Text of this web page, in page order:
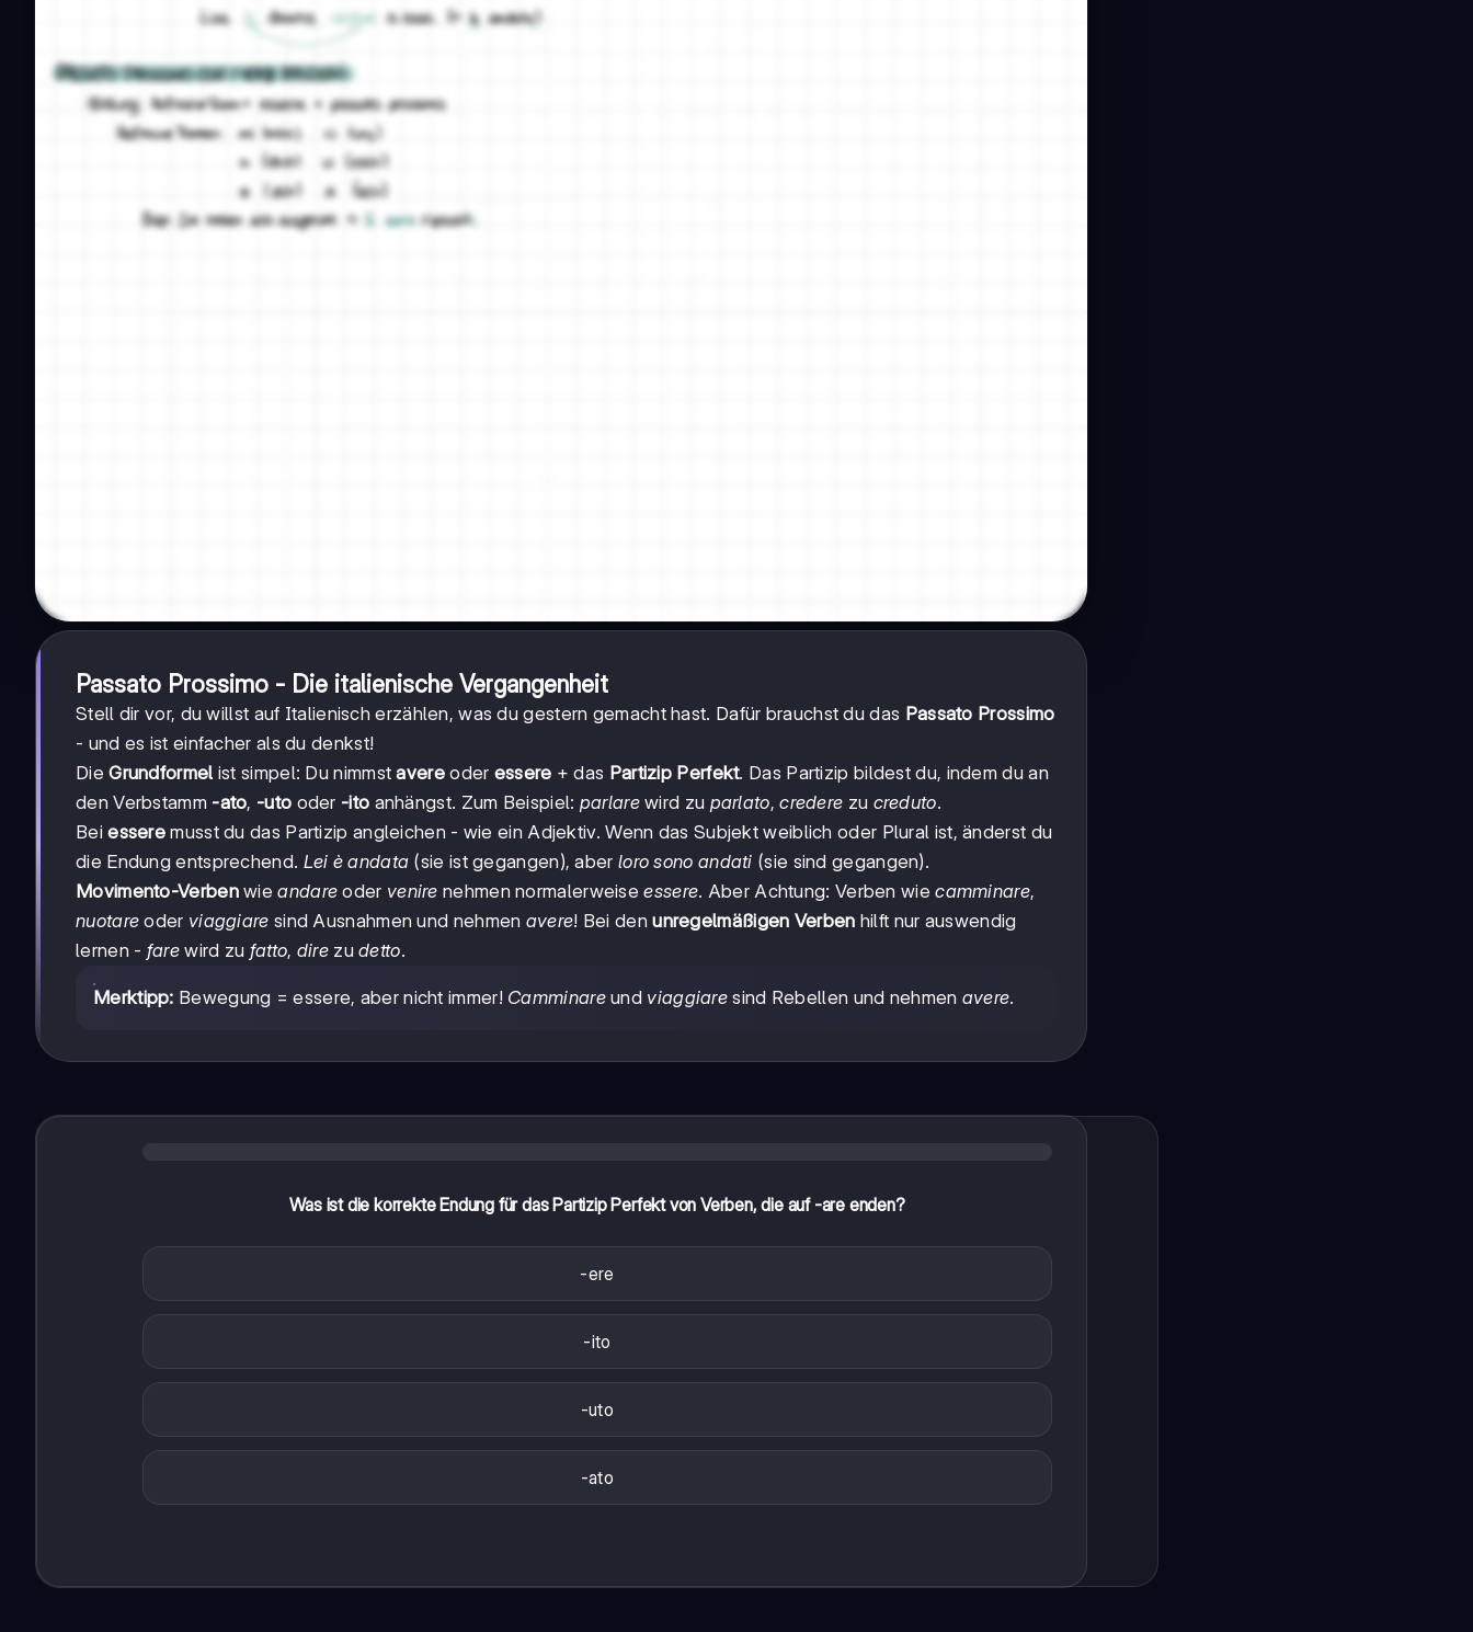
Passato Prossimo - Die italienische Vergangenheit
Stell dir vor, du willst auf Italienisch erzählen, was du gestern gemacht hast. Dafür brauchst du das Passato Prossimo
- und es ist einfacher als du denkst!
DieGrundformel ist simpel: Du nimmstavereoder essere + das Partizip Perfekt. Das Partizip bildest du, indem du an
den Verbstamm -ato, -uto oder -ito anhängst. Zum Beispiel: parlarewird zu parlato,credere zu creduto.
Beiessere musst du das Partizip angleichen - wie ein Adjektiv. Wenn das Subjekt weiblich oder Plural ist, änderst du
die Endung entsprechend. Lei è andata (sie ist gegangen), aber loro sono andati (sie sind gegangen).
Movimento-Verbenwieandare oder venire nehmen normalerweiseessere. Aber Achtung: Verben wiecamminare,
nuotare oder viaggiare sind Ausnahmen und nehmen avere! Bei denunregelmäßigen Verben hilft nur auswendig
lernen - farewird zu fatto, direzudetto.
Merktipp: Bewegung = essere, aber nicht immer! Camminareund viaggiare sind Rebellen und nehmen avere.
Was ist die korrekte Endung für das Partizip Perfekt von Verben, die auf -are enden?
-ere
-ito
-uto
-ato